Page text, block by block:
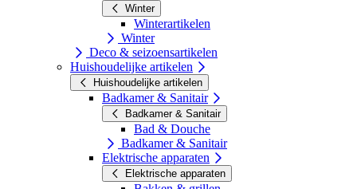
Winter
Winterartikelen
Winter
Deco & seizoensartikelen
Huishoudelijke artikelen
Huishoudelijke artikelen
Badkamer & Sanitair
Badkamer & Sanitair
Bad & Douche
Badkamer & Sanitair
Elektrische apparaten
Elektrische apparaten